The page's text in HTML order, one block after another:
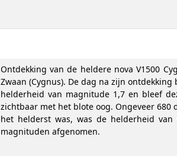
Ontdekking van de heldere nova V1500
Zwaan (Cygnus). De dag na zijn ontdekking
helderheid van magnitude 1,7 en bleef
zichtbaar met het blote oog. Ongeveer 680
het helderst was, was de helderheid van
magnituden afgenomen.